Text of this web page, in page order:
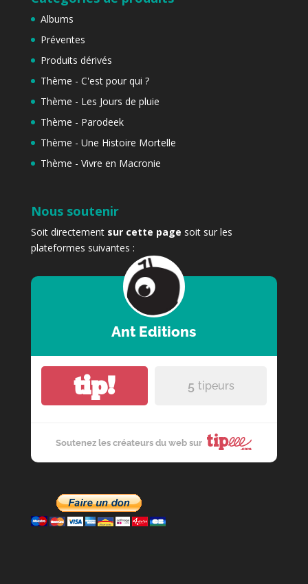
Albums
Préventes
Produits dérivés
Thème - C'est pour qui ?
Thème - Les Jours de pluie
Thème - Parodeek
Thème - Une Histoire Mortelle
Thème - Vivre en Macronie
Nous soutenir
Soit directement sur cette page soit sur les
plateformes suivantes :
Ant Editions
tip! 5 tipeurs
Soutenez les créateurs du web sur